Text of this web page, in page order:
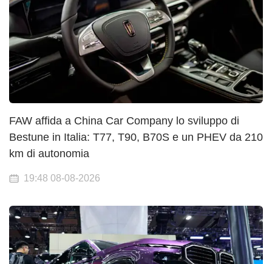
FAW affida a China Car Company lo sviluppo di
Bestune in Italia: T77, T90, B70S e un PHEV da 210
km di autonomia
19:48 08-08-2026